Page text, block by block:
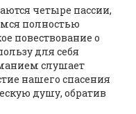
четыре пассии,
полностью
повествование о
для себя
слушает
нашего спасения
душу, обратив